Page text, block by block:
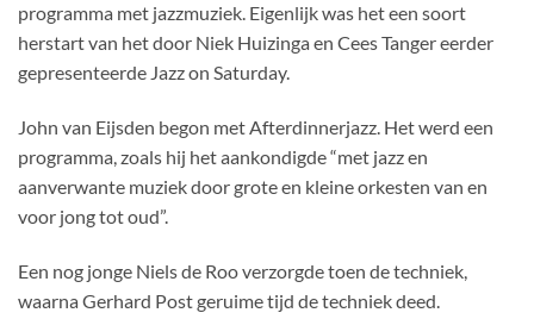
programma met jazzmuziek. Eigenlijk was het een soort
herstart van het door Niek Huizinga en Cees Tanger eerder
gepresenteerde Jazz on Saturday.
John van Eijsden begon met Afterdinnerjazz. Het werd een
programma, zoals hij het aankondigde “met jazz en
aanverwante muziek door grote en kleine orkesten van en
voor jong tot oud”.
Een nog jonge Niels de Roo verzorgde toen de techniek,
waarna Gerhard Post geruime tijd de techniek deed.